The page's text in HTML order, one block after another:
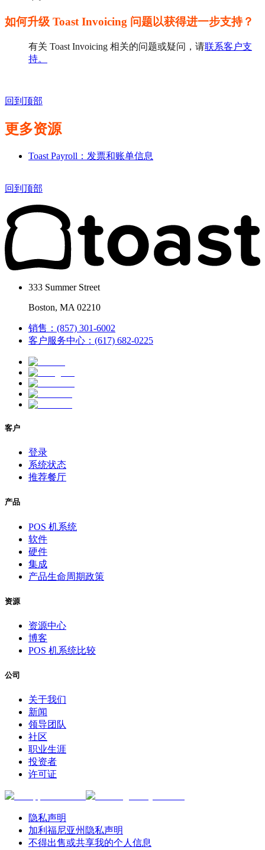
如何升级 Toast Invoicing 问题以获得进一步支持？
有关 Toast Invoicing 相关的问题或疑问，请联系客户支
持。
回到顶部
更多资源
Toast Payroll：发票和账单信息
回到顶部
333 Summer Street
Boston, MA 02210
销售：(857) 301-6002
客户服务中心：(617) 682-0225
客户
登录
系统状态
推荐餐厅
产品
POS 机系统
软件
硬件
集成
产品生命周期政策
资源
资源中心
博客
POS 机系统比较
公司
关于我们
新闻
领导团队
社区
职业生涯
投资者
许可证
隐私声明
加利福尼亚州隐私声明
不得出售或共享我的个人信息